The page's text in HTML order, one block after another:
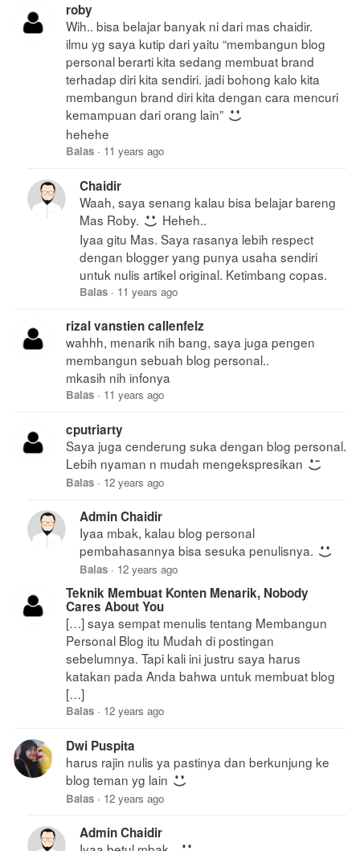
roby
Wih.. bisa belajar banyak ni dari mas chaidir.
ilmu yg saya kutip dari yaitu “membangun blog
personal berarti kita sedang membuat brand
terhadap diri kita sendiri. jadi bohong kalo kita
membangun brand diri kita dengan cara mencuri
kemampuan dari orang lain”
hehehe
Balas · 11 years ago
Chaidir
Waah, saya senang kalau bisa belajar bareng
Mas Roby.
Heheh..
Iyaa gitu Mas. Saya rasanya lebih respect
dengan blogger yang punya usaha sendiri
untuk nulis artikel original. Ketimbang copas.
Balas · 11 years ago
rizal vanstien callenfelz
wahhh, menarik nih bang, saya juga pengen
membangun sebuah blog personal..
mkasih nih infonya
Balas · 11 years ago
cputriarty
Saya juga cenderung suka dengan blog personal.
Lebih nyaman n mudah mengekspresikan
Balas · 12 years ago
Admin Chaidir
Iyaa mbak, kalau blog personal
pembahasannya bisa sesuka penulisnya.
Balas · 12 years ago
Teknik Membuat Konten Menarik, Nobody
Cares About You
[…] saya sempat menulis tentang Membangun
Personal Blog itu Mudah di postingan
sebelumnya. Tapi kali ini justru saya harus
katakan pada Anda bahwa untuk membuat blog
[…]
Balas · 12 years ago
Dwi Puspita
harus rajin nulis ya pastinya dan berkunjung ke
blog teman yg lain
Balas · 12 years ago
Admin Chaidir